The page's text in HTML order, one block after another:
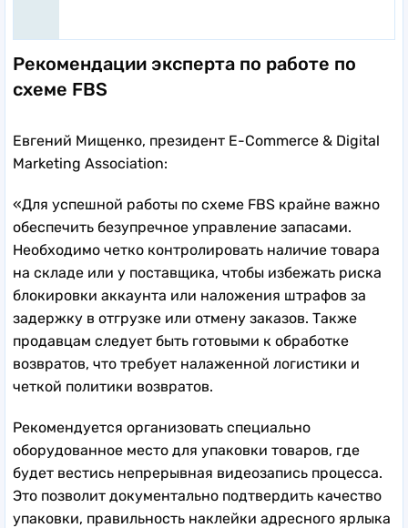
Рекомендации эксперта по работе по
схеме FBS
Евгений Мищенко, президент E-Commerce & Digital
Marketing Association:
«Для успешной работы по схеме FBS крайне важно
обеспечить безупречное управление запасами.
Необходимо четко контролировать наличие товара
на складе или у поставщика, чтобы избежать риска
блокировки аккаунта или наложения штрафов за
задержку в отгрузке или отмену заказов. Также
продавцам следует быть готовыми к обработке
возвратов, что требует налаженной логистики и
четкой политики возвратов.
Рекомендуется организовать специально
оборудованное место для упаковки товаров, где
будет вестись непрерывная видеозапись процесса.
Это позволит документально подтвердить качество
упаковки, правильность наклейки адресного ярлыка